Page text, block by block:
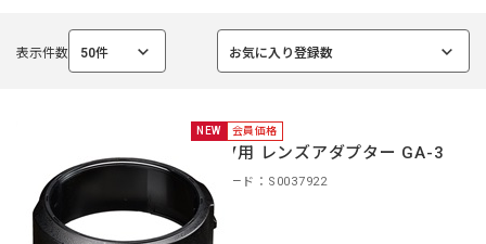
表示件数 50件
選
お気に入り登録数
選
NEW 会員価格
GR IV用 レンズアダプター GA-3
商品コード：S0037922